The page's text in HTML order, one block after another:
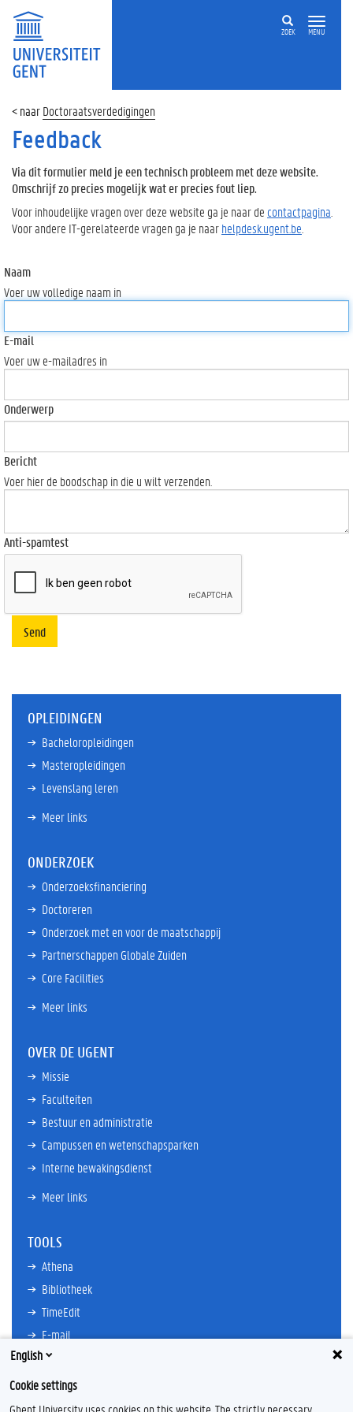
ZOEK MENU
Doctoraatsverdedigingen
Feedback
Via dit formulier meld je een technisch probleem met deze website.
Omschrijf zo precies mogelijk wat er precies fout liep.
Voor inhoudelijke vragen over deze website ga je naar de contactpagina
Voor andere IT-gerelateerde vragen ga je naarhelpdesk.ugent.be
Naam
Voer uw volledige naam in
E-mail
Voer uw e-mailadres in
Onderwerp
Bericht
Voer hier de boodschap in die u wilt verzenden.
Anti-spamtest
Send
OPLEIDINGEN
Bacheloropleidingen
Masteropleidingen
Levenslang leren
Meer links
ONDERZOEK
Onderzoeksfinanciering
Doctoreren
Onderzoek met en voor de maatschappij
Partnerschappen Globale Zuiden
Core Facilities
Meer links
OVER DE UGENT
Missie
Faculteiten
Bestuur en administratie
Campussen en wetenschapsparken
Interne bewakingsdienst
Meer links
TOOLS
Athena
Bibliotheek
TimeEdit
E-mail
Ufora
Oasis
Research Explorer
English
Cookie settings